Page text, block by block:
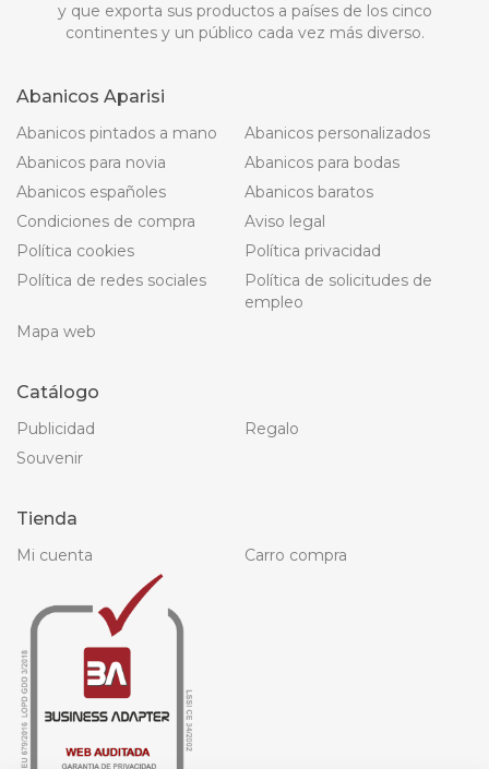
y que exporta sus productos a países de los cinco
continentes y un público cada vez más diverso.
Abanicos Aparisi
Abanicos pintados a mano
Abanicos personalizados
Abanicos para novia
Abanicos para bodas
Abanicos españoles
Abanicos baratos
Condiciones de compra
Aviso legal
Política cookies
Política privacidad
Política de redes sociales
Política de solicitudes de
empleo
Mapa web
Catálogo
Publicidad
Regalo
Souvenir
Tienda
Mi cuenta Carro compra